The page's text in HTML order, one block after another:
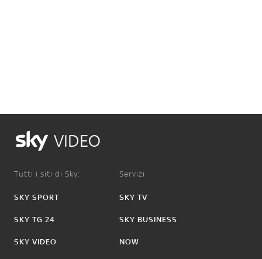
VIDEO
Tutti i siti di Sky:
SKY SPORT
SKY TG 24
SKY VIDEO
Servizi:
SKY TV
SKY BUSINESS
NOW